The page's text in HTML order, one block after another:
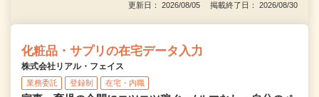
更新日： 2026/08/05 掲載終了日： 2026/08/30
化粧品・サプリの在宅データ入力
株式会社リアル・フェイス
業務委託 登録制 在宅・内職